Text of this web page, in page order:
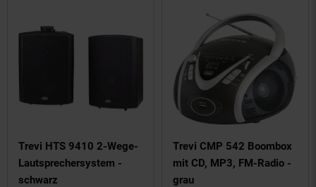
Trevi HTS 9410 2-Wege-
Lautsprechersystem -
schwarz
Trevi CMP 542 Boombox
mit CD, MP3, FM-Radio -
grau